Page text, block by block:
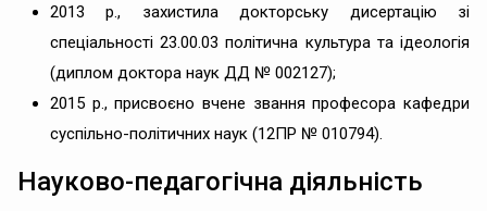
2013 р., захистила докторську дисертацію зі
спеціальності 23.00.03 політична культура та ідеологія
(диплом доктора наук ДД № 002127);
2015 р., присвоєно вчене звання професора кафедри
суспільно-політичних наук (12ПР № 010794).
Науково-педагогічна діяльність